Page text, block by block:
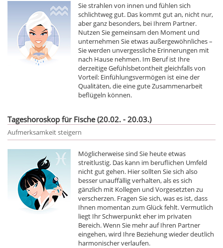
Sie strahlen von innen und fühlen sich
schlichtweg gut. Das kommt gut an, nicht nur,
aber ganz besonders, bei Ihrem Partner.
Nutzen Sie gemeinsam den Moment und
unternehmen Sie etwas außergewöhnliches –
Sie werden unvergessliche Erinnerungen mit
nach Hause nehmen. Im Beruf ist Ihre
derzeitige Gefühlsbetontheit gleichfalls von
Vorteil: Einfühlungsvermögen ist eine der
Qualitäten, die eine gute Zusammenarbeit
beflügeln können.
Tageshoroskop für Fische (20.02. - 20.03.)
Aufmerksamkeit steigern
Möglicherweise sind Sie heute etwas
streitlustig. Das kann im beruflichen Umfeld
nicht gut gehen. Hier sollten Sie sich also
besser unauffällig verhalten, als es sich
gänzlich mit Kollegen und Vorgesetzten zu
verscherzen. Fragen Sie sich, was es ist, dass
Ihnen momentan zum Glück fehlt. Vermutlich
liegt Ihr Schwerpunkt eher im privaten
Bereich. Wenn Sie mehr auf Ihren Partner
eingehen, wird Ihre Beziehung wieder deutlich
harmonischer verlaufen.